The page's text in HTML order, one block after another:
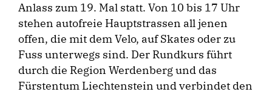
Anlass zum 19. Mal statt. Von 10 bis 17 Uhr
stehen autofreie Hauptstrassen all jenen
offen, die mit dem Velo, auf Skates oder zu
Fuss unterwegs sind. Der Rundkurs führt
durch die Region Werdenberg und das
Fürstentum Liechtenstein und verbindet den